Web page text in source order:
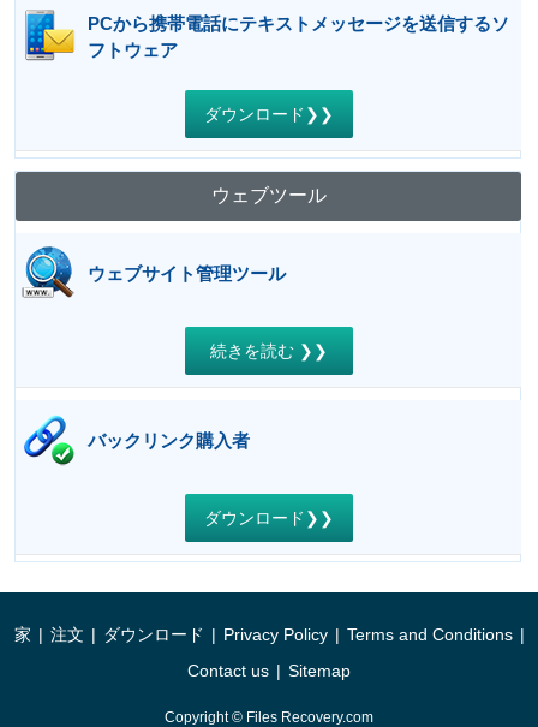
PCから携帯電話にテキストメッセージを送信するソ
フトウェア
ダウンロード❯❯
ウェブツール
ウェブサイト管理ツール
続きを読む ❯❯
バックリンク購入者
ダウンロード❯❯
家 | 注文 | ダウンロード | Privacy Policy | Terms and Conditions |
Contact us | Sitemap
Copyright © Files Recovery.com